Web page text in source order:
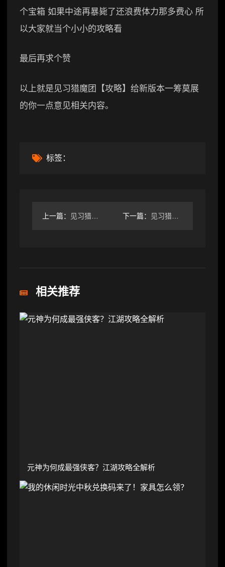
个宝箱 如果中途再暴毙了还浪费体力那多费心 所
以大家就当个小小的攻略看
最后再求个赞
以上就是见习猎魔团【攻略】给新版本一筹莫展
的你一点意见相关内容。
标签：
上一篇： 见习猎魔团新版魅影攻略 下一篇： 见习猎魔团拯救神树卡组搭配技巧
相关推荐
元神为何成最强侠客？江湖攻略全解析